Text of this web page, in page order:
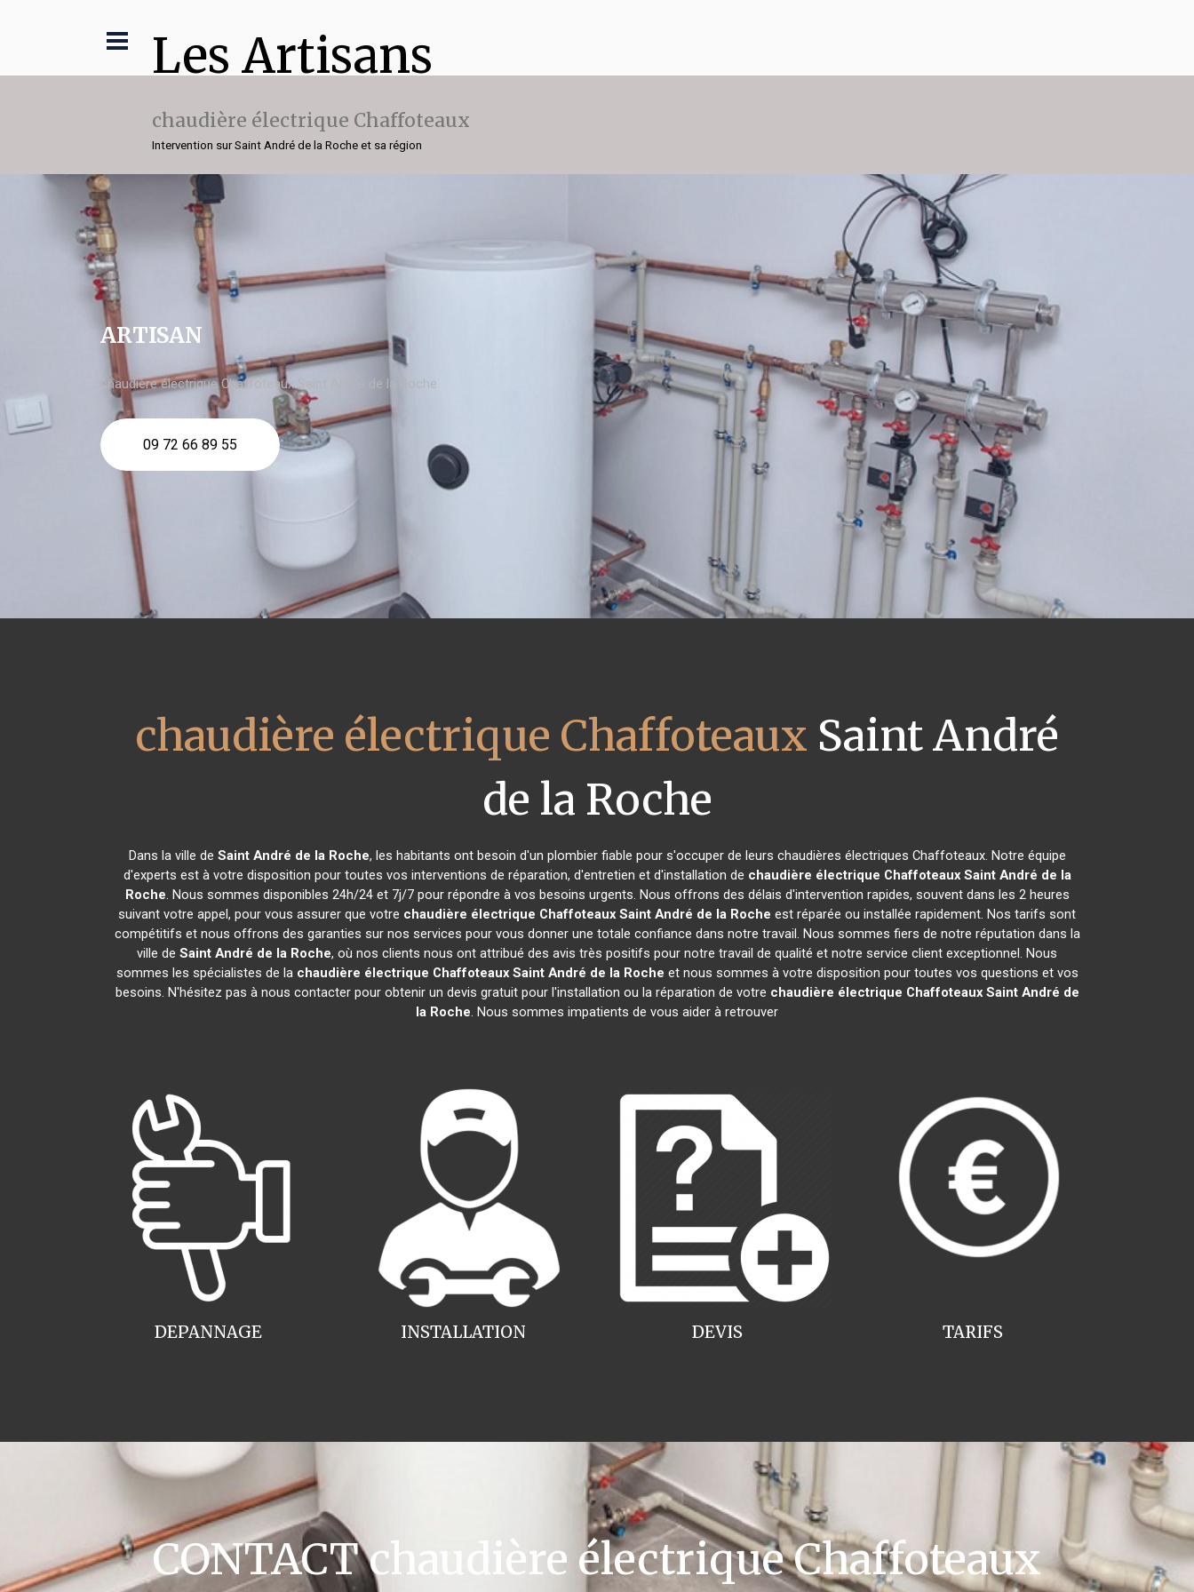
Les Artisans
chaudière électrique Chaffoteaux
Intervention sur Saint André de la Roche et sa région
ARTISAN
chaudière électrique Chaffoteaux Saint André de la Roche
09 72 66 89 55
chaudière électrique Chaffoteaux Saint André
de la Roche
Dans la ville de Saint André de la Roche, les habitants ont besoin d'un plombier fiable pour s'occuper de leurs chaudières électriques Chaffoteaux. Notre équipe
d'experts est à votre disposition pour toutes vos interventions de réparation, d'entretien et d'installation de chaudière électrique Chaffoteaux Saint André de la
Roche. Nous sommes disponibles 24h/24 et 7j/7 pour répondre à vos besoins urgents. Nous offrons des délais d'intervention rapides, souvent dans les 2 heures
suivant votre appel, pour vous assurer que votre chaudière électrique Chaffoteaux Saint André de la Roche est réparée ou installée rapidement. Nos tarifs sont
compétitifs et nous offrons des garanties sur nos services pour vous donner une totale confiance dans notre travail. Nous sommes fiers de notre réputation dans la
ville de Saint André de la Roche, où nos clients nous ont attribué des avis très positifs pour notre travail de qualité et notre service client exceptionnel. Nous
sommes les spécialistes de la chaudière électrique Chaffoteaux Saint André de la Roche et nous sommes à votre disposition pour toutes vos questions et vos
besoins. N'hésitez pas à nous contacter pour obtenir un devis gratuit pour l'installation ou la réparation de votre chaudière électrique Chaffoteaux Saint André de
la Roche. Nous sommes impatients de vous aider à retrouver
INSTALLATION
DEPANNAGE TARIFS
DEVIS
CONTACT chaudière électrique Chaffoteaux